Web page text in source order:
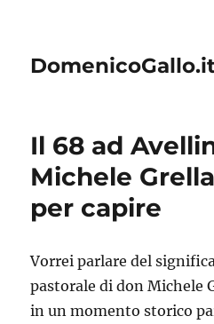
Il 68 ad
Michele
per capire
Vorrei parlare del
pastorale di don Michele
in un momento storico